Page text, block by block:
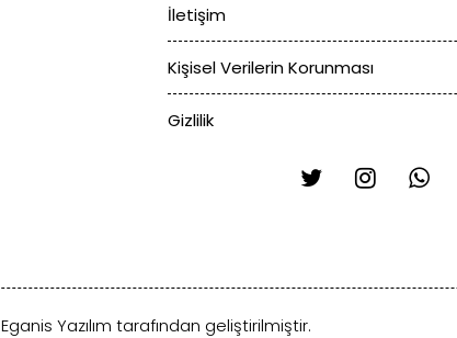
İletişim
Kişisel Verilerin Korunması
Gizlilik
Eganis Yazılım tarafından geliştirilmiştir.